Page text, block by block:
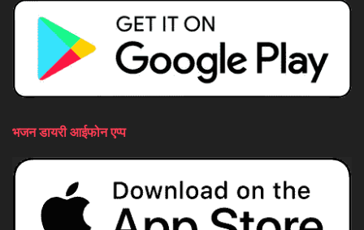
भजन डायरी आईफोन एप्प